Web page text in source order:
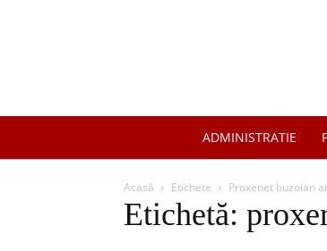
ADMINISTRATIE
Acasă Etichete Proxenet buzoian
Etichetă: